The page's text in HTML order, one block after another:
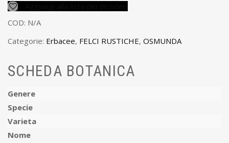
COD: N/A
Categorie: Erbacee, FELCI RUSTICHE, OSMUNDA
SCHEDA BOTANICA
Genere
Specie
Varieta
Nome